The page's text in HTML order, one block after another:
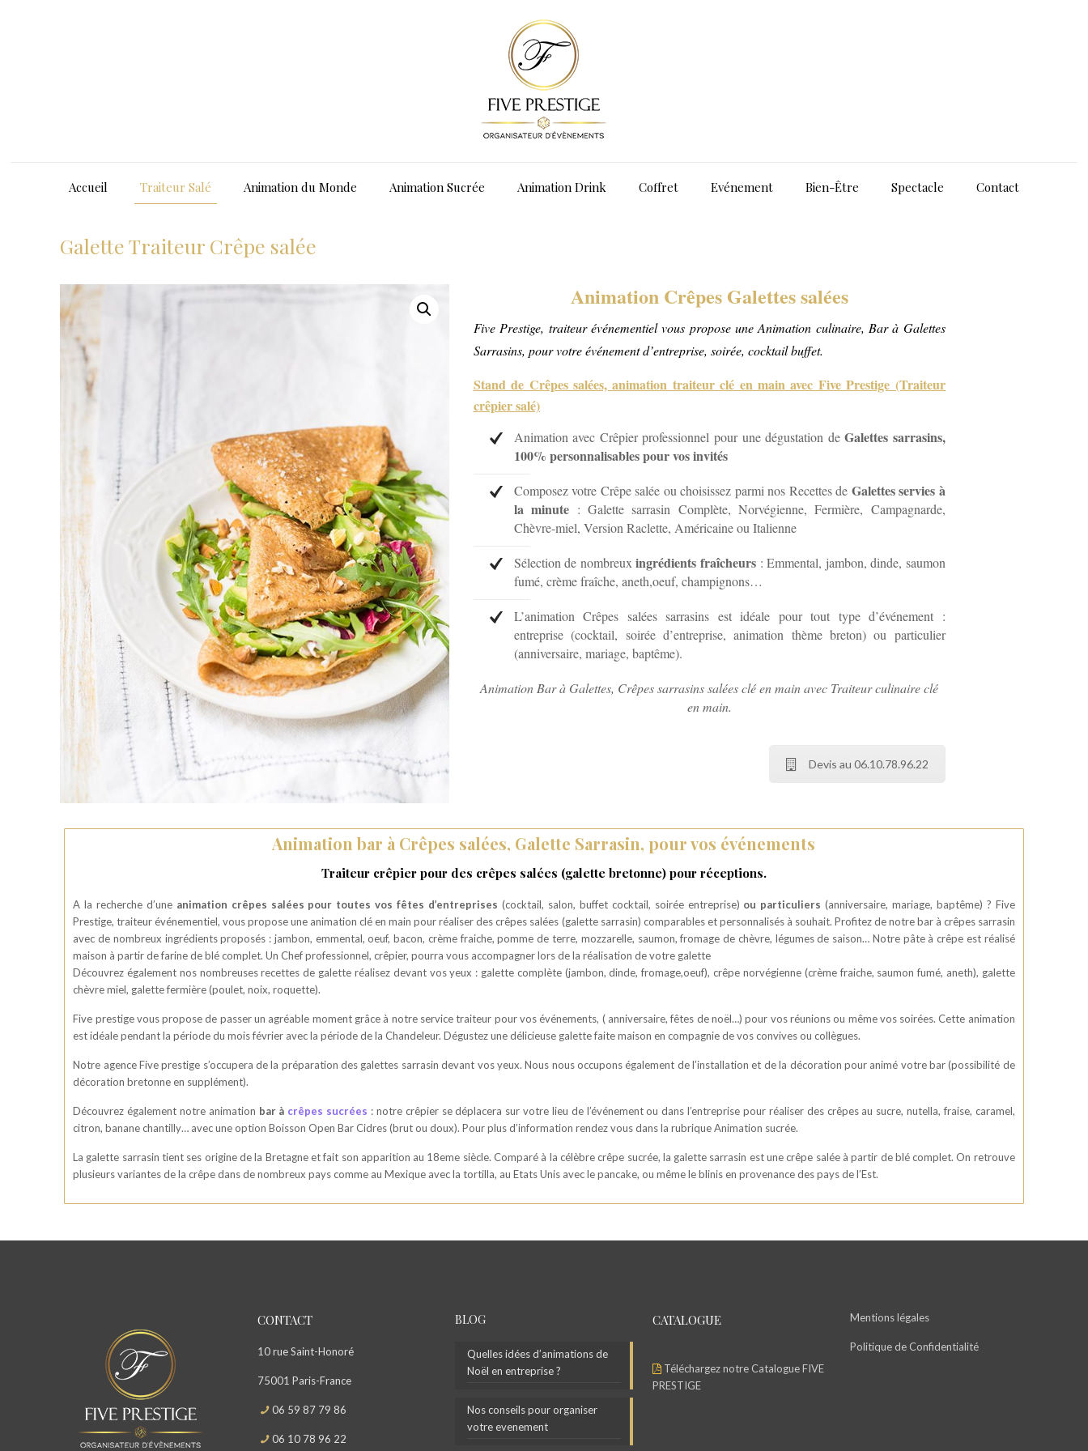
Accueil Traiteur Salé Animation du Monde Animation Sucrée Animation Drink Coffret Evénement Bien-Être Spectacle Contact
Galette Traiteur Crêpe salée
Animation Crêpes Galettes salées
Five Prestige, traiteur événementiel vous propose une Animation culinaire, Bar à Galettes
Sarrasins, pour votre événement d’entreprise, soirée, cocktail buffet.
Stand de Crêpes salées, animation traiteur clé en main avec Five Prestige (Traiteur
crêpier salé)
Animation avec Crêpier professionnel pour une dégustation deGalettes sarrasins,
100% personnalisables pour vos invités
Composez votre Crêpe salée ou choisissez parmi nos Recettes de Galettes servies à
la minute : Galette sarrasin Complète, Norvégienne, Fermière, Campagnarde,
Chèvre-miel, Version Raclette, Américaine ou Italienne
Sélection de nombreuxingrédients fraîcheurs : Emmental, jambon, dinde, saumon
fumé, crème fraîche, aneth,oeuf, champignons…
L’animation Crêpes salées sarrasins est idéale pour tout type d’événement :
entreprise (cocktail, soirée d’entreprise, animation thème breton) ou particulier
(anniversaire, mariage, baptême).
Animation Bar à Galettes, Crêpes sarrasins salées clé en main avec Traiteur culinaire clé
en main.
Devis au 06.10.78.96.22
Animation bar à Crêpes salées, Galette Sarrasin, pour vos événements
Traiteur crêpier pour des crêpes salées (galette bretonne) pour réceptions.
A la recherche d’une animation crêpes salées pour toutes vos fêtes d’entreprises (cocktail, salon, buffet cocktail, soirée entreprise) ou particuliers (anniversaire, mariage, baptême) ? Five
Prestige, traiteur événementiel, vous propose une animation clé en main pour réaliser des crêpes salées (galette sarrasin) comparables et personnalisés à souhait. Profitez de notre bar à crêpes sarrasin
avec de nombreux ingrédients proposés : jambon, emmental, oeuf, bacon, crème fraiche, pomme de terre, mozzarelle, saumon, fromage de chèvre, légumes de saison… Notre pâte à crêpe est réalisé
maison à partir de farine de blé complet. Un Chef professionnel, crêpier, pourra vous accompagner lors de la réalisation de votre galette
Découvrez également nos nombreuses recettes de galette réalisez devant vos yeux : galette complète (jambon, dinde, fromage,oeuf), crêpe norvégienne (crème fraiche, saumon fumé, aneth), galette
chèvre miel, galette fermière (poulet, noix, roquette).
Five prestige vous propose de passer un agréable moment grâce à notre service traiteur pour vos événements, ( anniversaire, fêtes de noël…) pour vos réunions ou même vos soirées. Cette animation
est idéale pendant la période du mois février avec la période de la Chandeleur. Dégustez une délicieuse galette faite maison en compagnie de vos convives ou collègues.
Notre agence Five prestige s’occupera de la préparation des galettes sarrasin devant vos yeux. Nous nous occupons également de l’installation et de la décoration pour animé votre bar (possibilité de
décoration bretonne en supplément).
Découvrez également notre animation bar à crêpes sucrées : notre crêpier se déplacera sur votre lieu de l’événement ou dans l’entreprise pour réaliser des crêpes au sucre, nutella, fraise, caramel,
citron, banane chantilly… avec une option Boisson Open Bar Cidres (brut ou doux). Pour plus d’information rendez vous dans la rubrique Animation sucrée.
La galette sarrasin tient ses origine de la Bretagne et fait son apparition au 18eme siècle. Comparé à la célèbre crêpe sucrée, la galette sarrasin est une crêpe salée à partir de blé complet. On retrouve
plusieurs variantes de la crêpe dans de nombreux pays comme au Mexique avec la tortilla, au Etats Unis avec le pancake, ou même le blinis en provenance des pays de l’Est.
CONTACT
10 rue Saint-Honoré
75001 Paris-France
06 59 87 79 86
06 10 78 96 22
BLOG
Quelles idées d’animations de
Noël en entreprise ?
Nos conseils pour organiser
votre evenement
CATALOGUE
Téléchargez notre Catalogue FIVE
PRESTIGE
Mentions légales
Politique de Confidentialité